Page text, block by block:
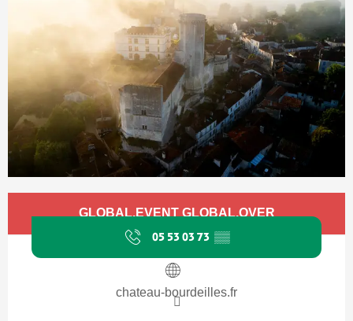
Ouverture et coordonnées
GLOBAL.EVENT GLOBAL.OVER
05 53 03 73 ▒▒
chateau-bourdeilles.fr